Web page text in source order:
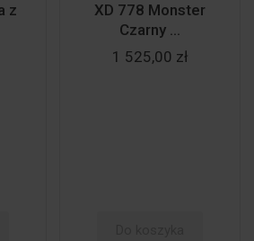
z
XD 778 Monster
Czarny ...
1 525,00 zł